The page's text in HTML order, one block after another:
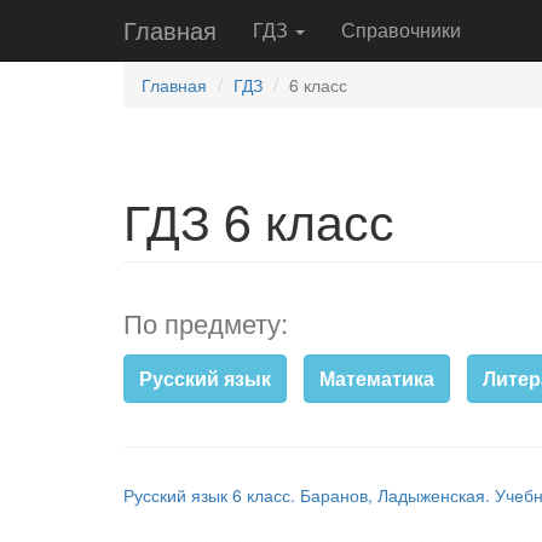
Главная ГДЗ Справочники
Главная ГДЗ 6 класс
ГДЗ 6 класс
По предмету:
Русский язык Математика
Русский язык 6 класс. Баранов, Ладыженская.